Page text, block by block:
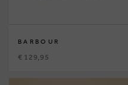
BARBOUR
€ 129,95